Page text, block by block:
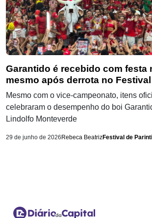
Garantido é recebido com festa
mesmo após derrota no
Mesmo com o vice-campeonato, itens
celebraram o desempenho do boi
Lindolfo Monteverde
29 de junho de 2026 Rebeca BeatrizFestival de